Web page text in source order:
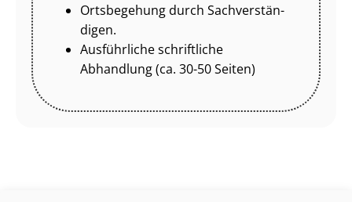
Ortsbegehung durch Sach­ver­stän­
di­gen.
Ausführliche schriftliche
Abhandlung (ca. 30-50 Seiten)